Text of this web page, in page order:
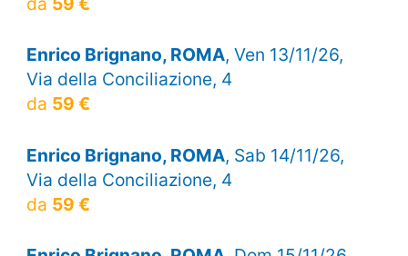
Enrico Brignano, ROMA, Ven 13/11/26,
Via della Conciliazione, 4
da 59 €
Enrico Brignano, ROMA, Sab 14/11/26,
Via della Conciliazione, 4
da 59 €